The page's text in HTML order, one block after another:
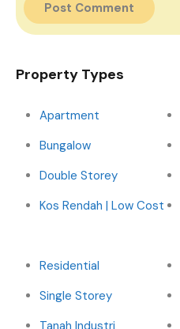
Property Types
Apartment
Bungalow
Double Storey
Kos Rendah | Low Cost
Residential
Single Storey
Tanah Industri